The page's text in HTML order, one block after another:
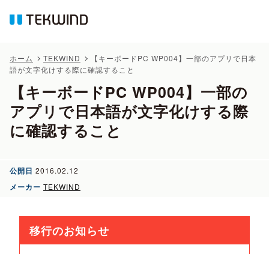
ホーム TEKWIND
【キーボードPC WP004】一部のアプリで日本
語が文字化けする際に確認すること
【キーボードPC WP004】一部の
アプリで日本語が文字化けする際
に確認すること
公開日 2016.02.12
メーカー TEKWIND
移行のお知らせ